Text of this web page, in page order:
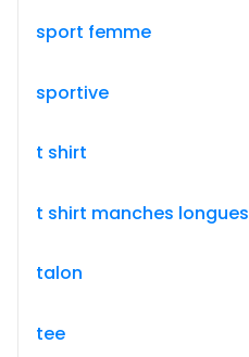
sport femme
sportive
t shirt
t shirt manches longues
talon
tee